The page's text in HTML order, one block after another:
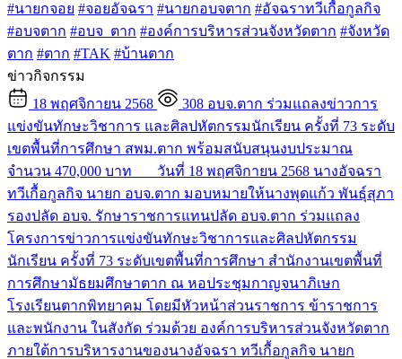
#นายกจอย #จอยอัจฉรา #นายกอบจตาก #อัจฉราทวีเกื้อกูลกิจ
#อบจตาก #อบจ_ตาก #องค์การบริหารส่วนจังหวัดตาก #จังหวัด
ตาก #ตาก #TAK #บ้านตาก
ข่าวกิจกรรม
18 พฤศจิกายน 2568
308 อบจ.ตาก ร่วมแถลงข่าวการ
แข่งขันทักษะวิชาการ และศิลปหัตกรรมนักเรียน ครั้งที่ 73 ระดับ
เขตพื้นที่การศึกษา สพม.ตาก พร้อมสนับสนุนงบประมาณ
จำนวน 470,000 บาท
วันที่ 18 พฤศจิกายน 2568 นางอัจฉรา
ทวีเกื้อกูลกิจ นายก อบจ.ตาก มอบหมายให้นางพุดแก้ว พันธุ์สุภา
รองปลัด อบจ. รักษาราชการแทนปลัด อบจ.ตาก ร่วมแถลง
โครงการข่าวการแข่งขันทักษะวิชาการและศิลปหัตกรรม
นักเรียน ครั้งที่ 73 ระดับเขตพื้นที่การศึกษา สำนักงานเขตพื้นที่
การศึกษามัธยมศึกษาตาก ณ หอประชุมกาญจนาภิเษก
โรงเรียนตากพิทยาคม โดยมีหัวหน้าส่วนราชการ ข้าราชการ
และพนักงาน ในสังกัด ร่วมด้วย องค์การบริหารส่วนจังหวัดตาก
ภายใต้การบริหารงานของนางอัจฉรา ทวีเกื้อกูลกิจ นายก